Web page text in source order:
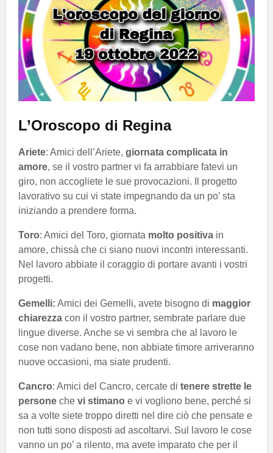
L’Oroscopo di Regina
Ariete: Amici dell’Ariete, giornata complicata in
amore, se il vostro partner vi fa arrabbiare fatevi un
giro, non accogliete le sue provocazioni. Il progetto
lavorativo su cui vi state impegnando da un po’ sta
iniziando a prendere forma.
Toro: Amici del Toro, giornata molto positiva in
amore, chissà che ci siano nuovi incontri interessanti.
Nel lavoro abbiate il coraggio di portare avanti i vostri
progetti.
Gemelli: Amici dei Gemelli, avete bisogno di maggior
chiarezza con il vostro partner, sembrate parlare due
lingue diverse. Anche se vi sembra che al lavoro le
cose non vadano bene, non abbiate timore arriveranno
nuove occasioni, ma siate prudenti.
Cancro: Amici del Cancro, cercate di tenere strette le
persone che vi stimano e vi vogliono bene, perché si
sa a volte siete troppo diretti nel dire ciò che pensate e
non tutti sono disposti ad ascoltarvi. Sul lavoro le cose
vanno un po’ a rilento, ma avete imparato che per il